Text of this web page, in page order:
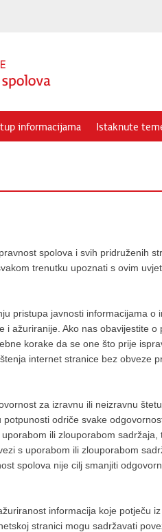
informacijama Istaknute
spolova i svih pridruženih
trenutku upoznati s ovim
pristupa javnosti informacijama o
i ažuriranije. Ako nas obavijestite o
korake da se one što prije
internet stranice bez obveze
za izravnu ili neizravnu
odriče svake
ili zlouporabom
s uporabom ili zlouporabom
spolova nije cilj smanjiti
informacija koje potječu
stranici mogu sadržavati